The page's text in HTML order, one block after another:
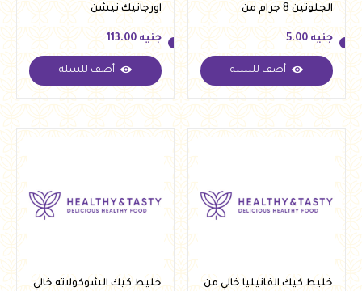
الجلوتين 8 جرام من
كريستال
جنيه
جنيه 5.00
أضف للسلة
اورجانيك نيشن
جنيه
جنيه 113.00
أضف للسلة
خليط كيك الفانيليا خالي من
خليط كيك الشوكولاته خالي